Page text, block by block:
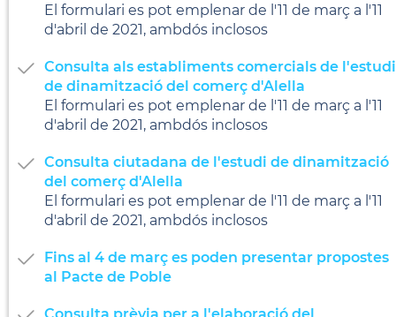
El formulari es pot emplenar de l'11 de març a l'11
d'abril de 2021, ambdós inclosos
Consulta als establiments comercials de l'estudi
de dinamització del comerç d'Alella
El formulari es pot emplenar de l'11 de març a l'11
d'abril de 2021, ambdós inclosos
Consulta ciutadana de l'estudi de dinamització
del comerç d'Alella
El formulari es pot emplenar de l'11 de març a l'11
d'abril de 2021, ambdós inclosos
Fins al 4 de març es poden presentar propostes
al Pacte de Poble
Consulta prèvia per a l'elaboració del